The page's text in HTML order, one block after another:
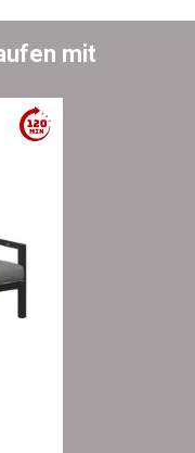
mit